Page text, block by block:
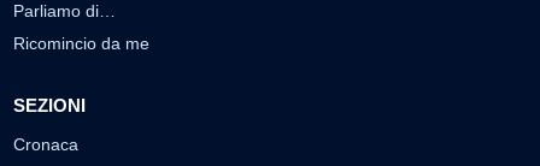
Parliamo di…
Ricomincio da me
SEZIONI
Cronaca